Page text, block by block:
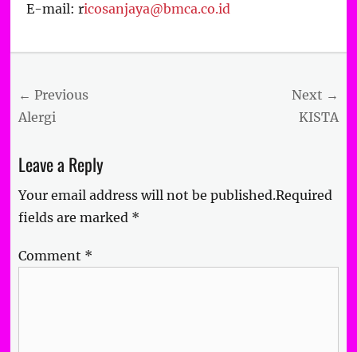
E-mail: ricosanjaya@bmca.co.id
Post
navigation
← Previous
Previous
Alergi
Next →
KISTA
Leave a Reply
Your email address will not be published.Required
fields are marked *
Comment *